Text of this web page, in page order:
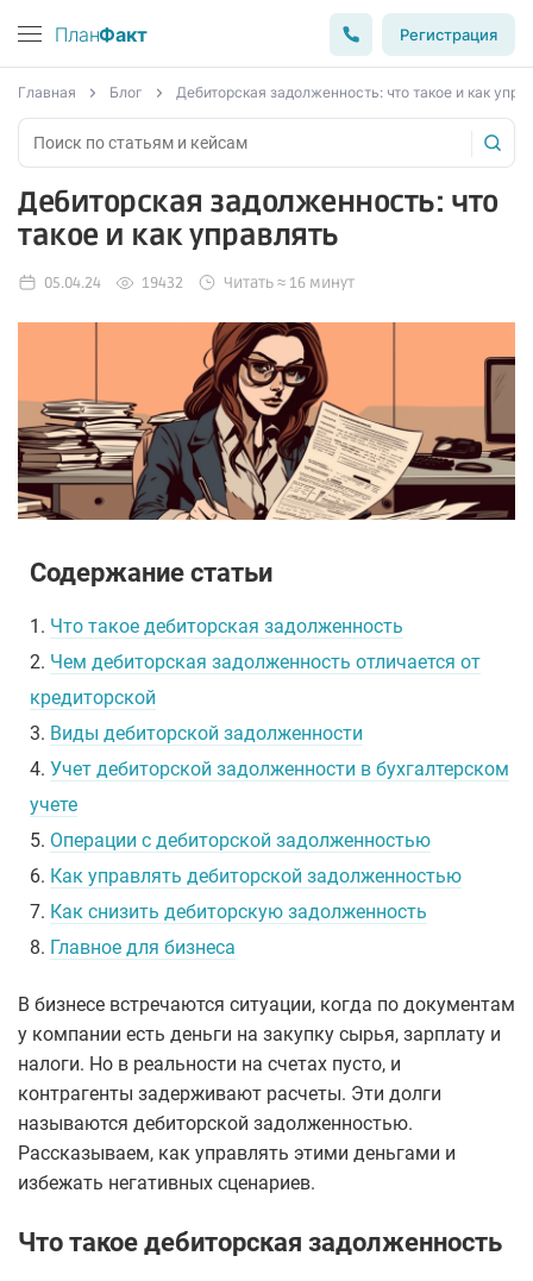
ПланФакт Регистрация
Главная Блог Дебиторская задолженность: что такое и как
Дебиторская задолженность: что
такое и как управлять
05.04.24 19432 Читать ≈ 16 минут
Содержание статьи
1. Что такое дебиторская задолженность
2. Чем дебиторская задолженность отличается от
кредиторской
3. Виды дебиторской задолженности
4. Учет дебиторской задолженности в бухгалтерском
учете
5. Операции с дебиторской задолженностью
6. Как управлять дебиторской задолженностью
7. Как снизить дебиторскую задолженность
8. Главное для бизнеса
В бизнесе встречаются ситуации, когда по документам
у компании есть деньги на закупку сырья, зарплату и
налоги. Но в реальности на счетах пусто, и
контрагенты задерживают расчеты. Эти долги
называются дебиторской задолженностью.
Рассказываем, как управлять этими деньгами и
избежать негативных сценариев.
Что такое дебиторская задолженность